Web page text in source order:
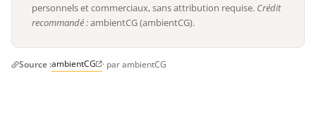
personnels et commerciaux, sans attribution requise. Crédit
recommandé :ambientCG (ambientCG).
Source :ambientCG · par ambientCG